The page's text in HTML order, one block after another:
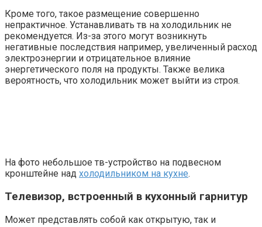
Кроме того, такое размещение совершенно
непрактичное. Устанавливать тв на холодильник не
рекомендуется. Из-за этого могут возникнуть
негативные последствия например, увеличенный расход
электроэнергии и отрицательное влияние
энергетического поля на продукты. Также велика
вероятность, что холодильник может выйти из строя.
На фото небольшое тв-устройство на подвесном
кронштейне над холодильником на кухне.
Телевизор, встроенный в кухонный гарнитур
Может представлять собой как открытую, так и